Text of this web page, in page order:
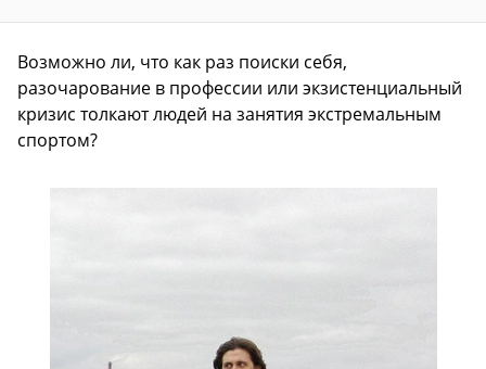
Возможно ли, что как раз поиски себя,
разочарование в профессии или экзистенциальный
кризис толкают людей на занятия экстремальным
спортом?